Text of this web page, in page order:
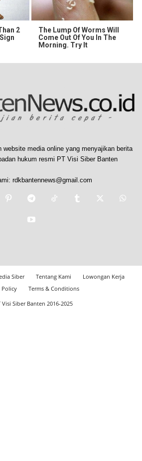
2
The Lump Of Worms Will
Come Out Of You In The
Morning. Try It
website media online yang menyajikan berita
hukum resmi PT Visi Siber Banten
rdkbantennews@gmail.com
Siber Tentang Kami
Lowongan Kerja
Policy
Terms & Conditions
Visi Siber Banten 2016-2025